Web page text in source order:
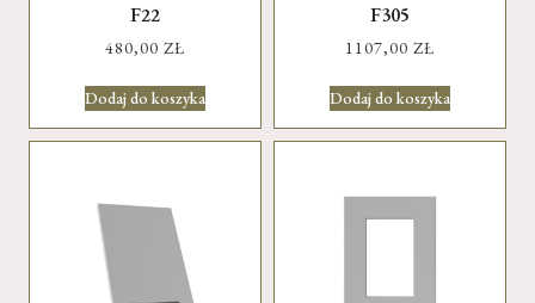
F22
480,00 ZŁ
Dodaj do koszyka
F305
1107,00 ZŁ
Dodaj do koszyka